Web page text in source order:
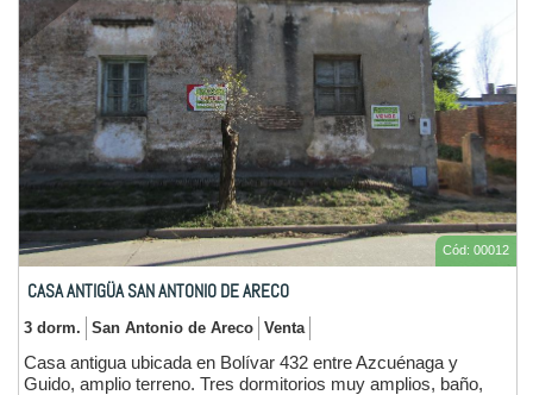
Cód: 00012
CASA ANTIGÜA SAN ANTONIO DE ARECO
3 dorm. San Antonio de Areco Venta
Casa antigua ubicada en Bolívar 432 entre Azcuénaga y
Guido, amplio terreno. Tres dormitorios muy amplios, baño,